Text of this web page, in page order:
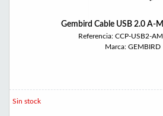
Gembird Cable USB 2.0 A-
Referencia: CCP-USB2-
Marca: GEMBIRD
Sin stock